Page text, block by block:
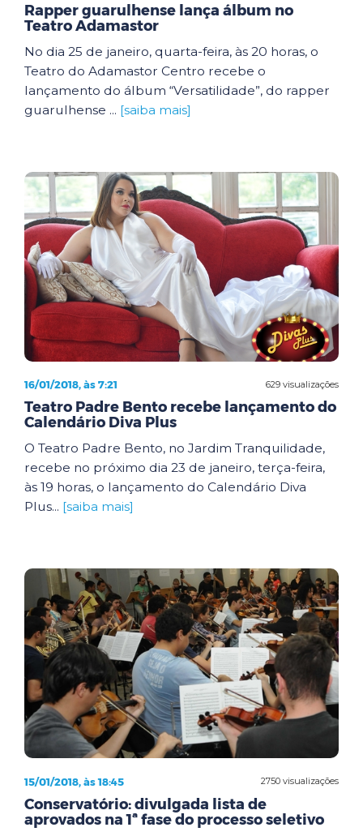
Rapper guarulhense lança álbum no
Teatro Adamastor
No dia 25 de janeiro, quarta-feira, às 20 horas, o
Teatro do Adamastor Centro recebe o
lançamento do álbum “Versatilidade”, do rapper
guarulhense ... [saiba mais]
629 visualizações
16/01/2018, às 7:21
Teatro Padre Bento recebe lançamento do
Calendário Diva Plus
O Teatro Padre Bento, no Jardim Tranquilidade,
recebe no próximo dia 23 de janeiro, terça-feira,
às 19 horas, o lançamento do Calendário Diva
Plus... [saiba mais]
2750 visualizações
15/01/2018, às 18:45
Conservatório: divulgada lista de
aprovados na 1ª fase do processo seletivo